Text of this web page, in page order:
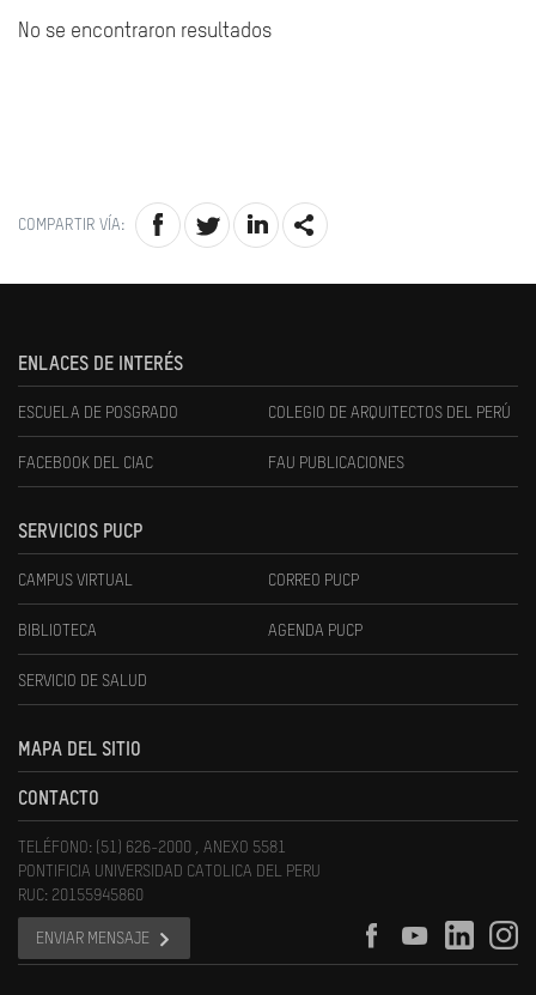
No se encontraron resultados
COMPARTIR VÍA:
ENLACES DE INTERÉS
ESCUELA DE POSGRADO COLEGIO DE ARQUITECTOS DEL PERÚ
FACEBOOK DEL CIAC FAU PUBLICACIONES
SERVICIOS PUCP
CAMPUS VIRTUAL CORREO PUCP
BIBLIOTECA AGENDA PUCP
SERVICIO DE SALUD
MAPA DEL SITIO
CONTACTO
TELÉFONO: (51) 626-2000 , ANEXO 5581
PONTIFICIA UNIVERSIDAD CATOLICA DEL PERU
RUC: 20155945860
ENVIAR MENSAJE